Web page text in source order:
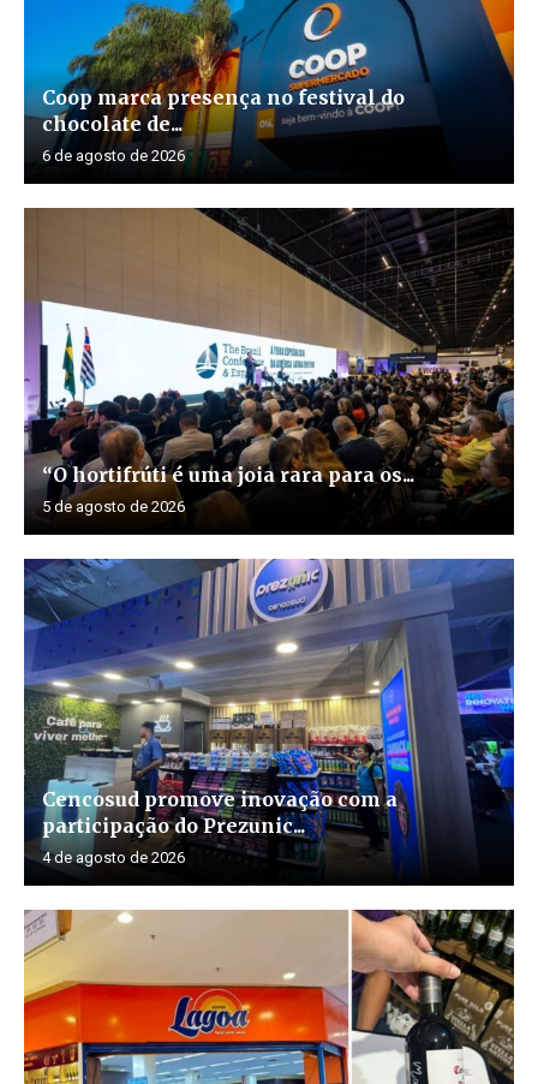
Coop marca presença no festival do
chocolate de...
6 de agosto de 2026
“O hortifrúti é uma joia rara para os...
5 de agosto de 2026
Cencosud promove inovação com a
participação do Prezunic...
4 de agosto de 2026